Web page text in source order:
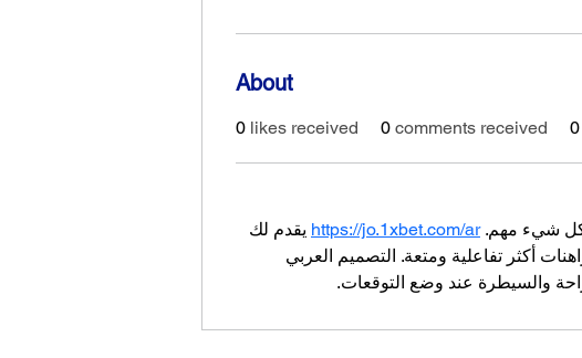
About
0 likes received 0 comments received 0
كل شيء مهم. https://jo.1xbet.com/ar يقدم لك
أكثر تفاعلية ومتعة. التصميم العربي
والسيطرة عند وضع التوقعات.